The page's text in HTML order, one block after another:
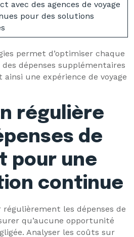
avec des agences de voyage
pour des solutions
permet d’optimiser chaque
dépenses supplémentaires
une expérience de voyage
régulière
de
pour une
continue
régulièrement les dépenses de
qu’aucune opportunité
Analyser les coûts sur